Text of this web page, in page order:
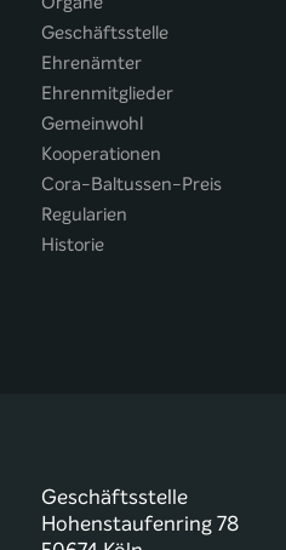
Geschäftsstelle
Ehrenämter
Ehrenmitglieder
Gemeinwohl
Kooperationen
Cora-Baltussen-Preis
Regularien
Historie
Geschäftsstelle
Hohenstaufenring 78